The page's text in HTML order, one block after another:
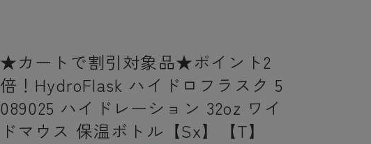
★カートで割引対象品★ポイント2
倍！HydroFlask ハイドロフラスク 5
089025 ハイドレーション 32oz ワイ
ドマウス 保温ボトル【Sx】【T】